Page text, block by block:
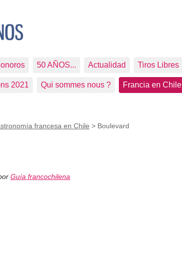
50 AÑOS... Actualidad Tiros Libres
2021 Qui sommes nous ? Francia en Chile
francesa en Chile > Boulevard
Guía francochilena